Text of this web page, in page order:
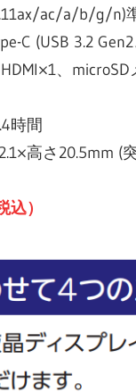
ac/a/b/g/n)
C (USB 3.2
HDMI×1、
時間
高さ20.5mm (
）